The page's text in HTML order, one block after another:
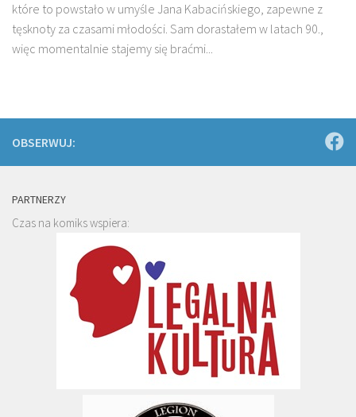
które to powstało w umyśle Jana Kabacińskiego, zapewne z
tęsknoty za czasami młodości. Sam dorastałem w latach 90.,
więc momentalnie stajemy się braćmi...
OBSERWUJ:
PARTNERZY
Czas na komiks wspiera: